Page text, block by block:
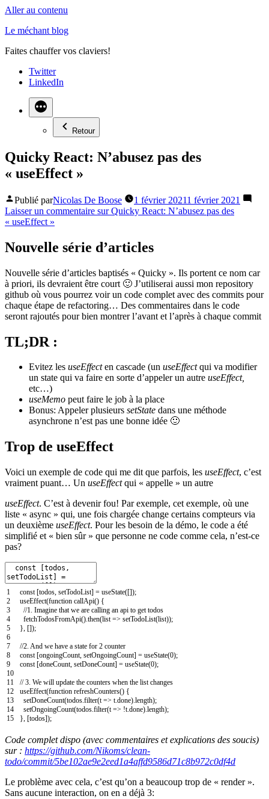
Aller au contenu
Le méchant blog
Faites chauffer vos claviers!
Twitter
LinkedIn
Retour
Quicky React: N’abusez pas des
« useEffect »
Publié parNicolas De Boose 1 février 20211 février 2021
Laisser un commentaire sur Quicky React: N’abusez pas des
« useEffect »
Nouvelle série d’articles
Nouvelle série d’articles baptisés « Quicky ». Ils portent ce nom car
à priori, ils devraient être court 🙂 J’utiliserai aussi mon repository
github où vous pourrez voir un code complet avec des commits pour
chaque étape de refactoring… Des commentaires dans le code
seront rajoutés pour bien montrer l’avant et l’après à chaque commit
TL;DR :
Evitez les useEffecten cascade (un useEffectqui va modifier
un state qui va faire en sorte d’appeler un autre useEffect,
etc…)
useMemo peut faire le job à la place
Bonus: Appeler plusieurs setState dans une méthode
asynchrone n’est pas une bonne idée 🙂
Trop de useEffect
Voici un exemple de code qui me dit que parfois, les useEffect, c’est
vraiment puant… Un useEffectqui « appelle » un autre
useEffect. C’est à devenir fou! Par exemple, cet exemple, où une
liste « async » qui, une fois chargée change certains compteurs via
un deuxième useEffect. Pour les besoin de la démo, le code a été
simplifié et « bien sûr » que personne ne code comme cela, n’est-ce
pas?
1
2
3
4
5
6
7
8
9
10
11
12
13
14
15
const [todos, setTodoList] = useState([]);
useEffect(function callApi() {
//1. Imagine that we are calling an api to get todos
fetchTodosFromApi().then(list => setTodoList(list));
}, []);
//2. And we have a state for 2 counter
const [ongoingCount, setOngoingCount] = useState(0);
const [doneCount, setDoneCount] = useState(0);
// 3. We will update the counters when the list changes
useEffect(function refreshCounters() {
setDoneCount(todos.filter(t => t.done).length);
setOngoingCount(todos.filter(t => !t.done).length);
}, [todos]);
Code complet dispo (avec commentaires et explications des soucis)
sur : https://github.com/Nikoms/clean-
todo/commit/5be102ae9e2eed1a4affd9586d71c8b972c0df4d
Le problème avec cela, c’est qu’on a beaucoup trop de « render ».
Sans aucune interaction, on en a déjà 3: